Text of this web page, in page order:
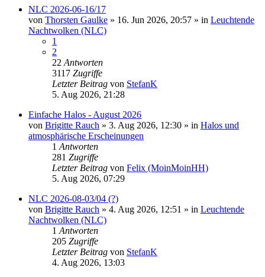
NLC 2026-06-16/17
von Thorsten Gaulke » 16. Jun 2026, 20:57 » in Leuchtende
Nachtwolken (NLC)
1
2
22 Antworten
3117 Zugriffe
Letzter Beitrag von StefanK
5. Aug 2026, 21:28
Einfache Halos - August 2026
von Brigitte Rauch » 3. Aug 2026, 12:30 » in Halos und
atmosphärische Erscheinungen
1 Antworten
281 Zugriffe
Letzter Beitrag von Felix (MoinMoinHH)
5. Aug 2026, 07:29
NLC 2026-08-03/04 (?)
von Brigitte Rauch » 4. Aug 2026, 12:51 » in Leuchtende
Nachtwolken (NLC)
1 Antworten
205 Zugriffe
Letzter Beitrag von StefanK
4. Aug 2026, 13:03